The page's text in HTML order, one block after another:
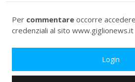
Per commentare occorre
credenziali al sito www.giglionews.it
Login